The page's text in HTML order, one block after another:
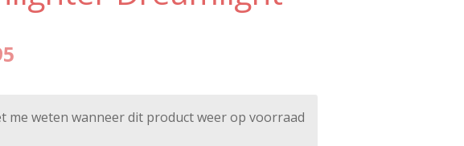
me weten wanneer dit product weer op voorraad